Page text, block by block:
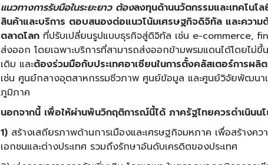
แนวทางการรับมือในระยะยาว ต้องลงทุนด้านนวัตกรรมและเทคโนโ
สินค้าและบริการ ตอบสนองต่อแนวโน้มเศรษฐกิจดิจิทัล และความ
ตลาดโลก ที่ปรับเปลี่ยนรูปแบบธุรกิจสู่ดิจิทัล เช่น e-commerce,
ส่งออก โดยเฉพาะบริการที่สามารถส่งออกข้ามพรมแดนได้โดยไม่
เดิม และต้องร่วมมือกับประเทศอาเซียนในการตั้งคลัสเตอร์การผลิ
เช่น ศูนย์กลางอุตสาหกรรมชีวภาพ ศูนย์ข้อมูล และศูนย์วิจัยพัฒนาเ
ภูมิภาค
นอกจากนี้ เพื่อให้ผ่านพ้นวิกฤติการณ์นี้ได้ ภาครัฐไทยควรดำเนินน
1) สร้างเสถียรภาพด้านการเมืองและเศรษฐกิจมหภาค เพื่อสร้างคว
เอกชนและต่างประเทศ รวมถึงรักษาอันดับเครดิตของประเทศ